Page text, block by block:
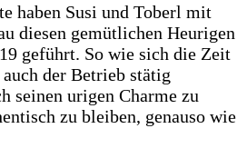
haben Susi und Toberl mit
diesen gemütlichen Heurigen
geführt. So wie sich die Zeit
der Betrieb stätig
seinen urigen Charme zu
zu bleiben, genauso wie